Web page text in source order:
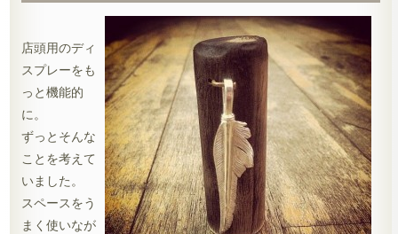
店頭用のディ
スプレーをも
っと機能的
に。
ずっとそんな
ことを考えて
いました。
スペースをう
まく使いなが